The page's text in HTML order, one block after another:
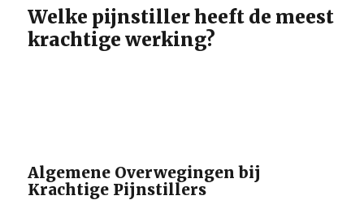
Welke pijnstiller heeft de meest
krachtige werking?
Algemene Overwegingen bij
Krachtige Pijnstillers